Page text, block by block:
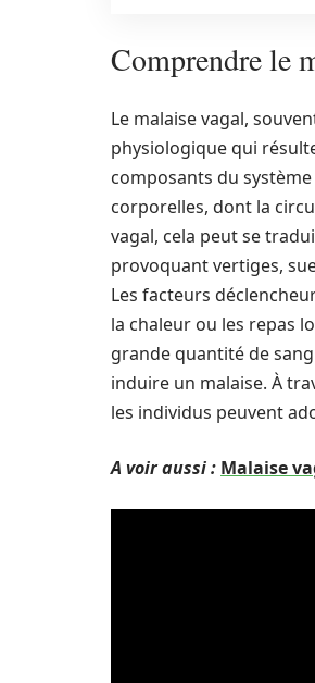
Comprendre le
Le malaise vagal,
physiologique qui
composants du
corporelles, dont la
vagal, cela peut se
provoquant vertiges,
Les facteurs
la chaleur ou les repas
grande quantité de
induire un malaise. À
les individus peuvent
A voir aussi : Malaise